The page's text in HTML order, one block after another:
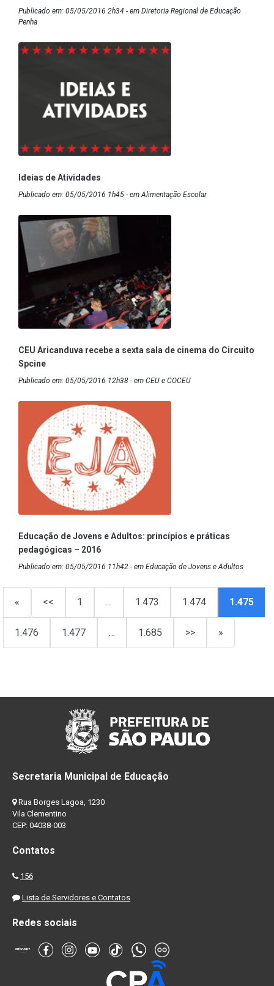
Publicado em: 05/05/2016 2h34 - em Diretoria Regional de Educação
Penha
Ideias de Atividades
Publicado em: 05/05/2016 1h45 - em Alimentação Escolar
CEU Aricanduva recebe a sexta sala de cinema do Circuito
Spcine
Publicado em: 05/05/2016 12h38 - em CEU e COCEU
Educação de Jovens e Adultos: princípios e práticas
pedagógicas – 2016
Publicado em: 05/05/2016 11h42 - em Educação de Jovens e Adultos
« << 1 … 1.473 1.474 1.475
1.476 1.477 … 1.685 >> »
Secretaria Municipal de Educação
Rua Borges Lagoa, 1230
Vila Clementino
CEP: 04038-003
Contatos
156
Lista de Servidores e Contatos
Redes sociais